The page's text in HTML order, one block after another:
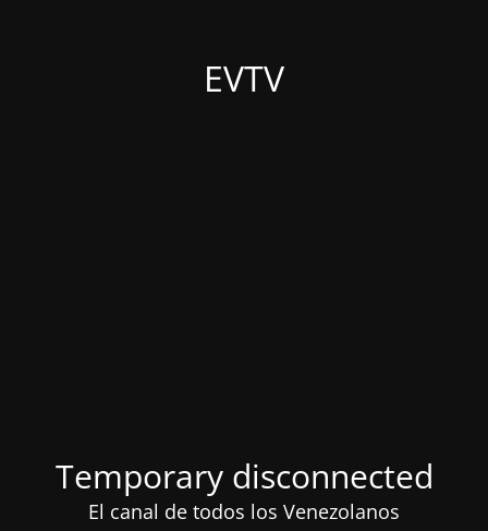
EVTV
Temporary disconnected
El canal de todos los Venezolanos